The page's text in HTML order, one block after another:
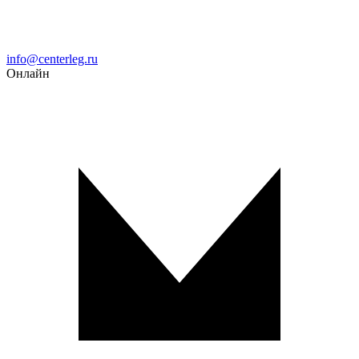
Email
info@centerleg.ru
Онлайн